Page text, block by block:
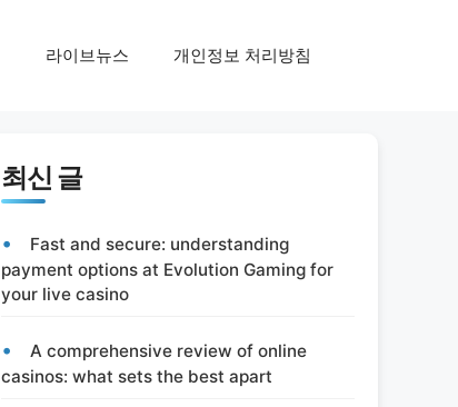
라이브뉴스 개인정보 처리방침
최신 글
Fast and secure: understanding
payment options at Evolution Gaming for
your live casino
A comprehensive review of online
casinos: what sets the best apart